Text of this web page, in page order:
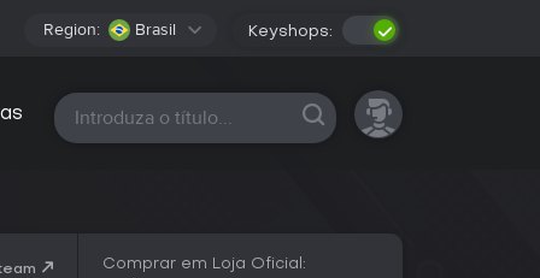
Region: Brasil Keyshops:
Todas as plataformas
Comprar em Loja Oficial: